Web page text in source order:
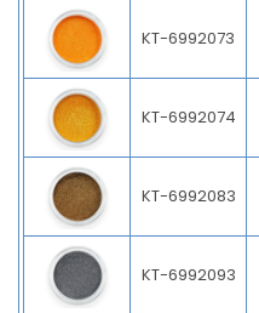
KT-6992073
KT-6992074
KT-6992083
KT-6992093